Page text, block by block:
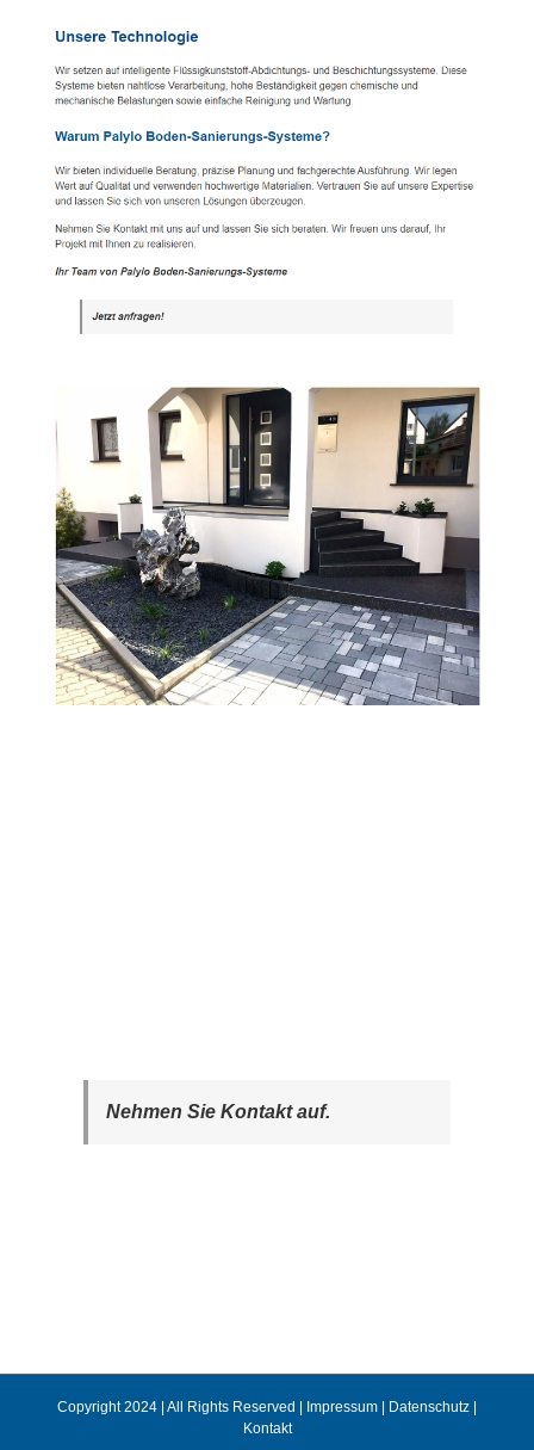
Nehmen Sie Kontakt auf.
Copyright 2024 | All Rights Reserved | Impressum Datenschutz
Kontakt